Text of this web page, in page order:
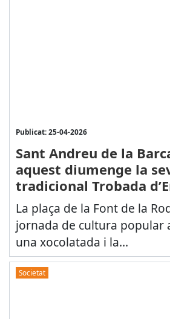
Publicat: 25-04-2026
Sant Andreu de la
aquest diumenge la
tradicional Trobada
La plaça de la Font de la
jornada de cultura popular
una xocolatada i la...
Societat